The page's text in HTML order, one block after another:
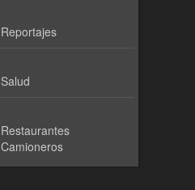
Reportajes
Salud
Restaurantes
Camioneros